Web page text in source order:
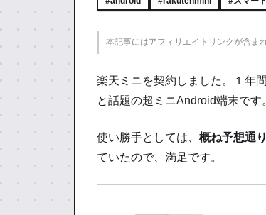
本記事にはアフィリエイトリンクが含ま
楽天ミニを契約しました。１年
と話題の超ミニAndroid端末です
使い勝手としては、 概ね予想通り
ていたので、満足です。